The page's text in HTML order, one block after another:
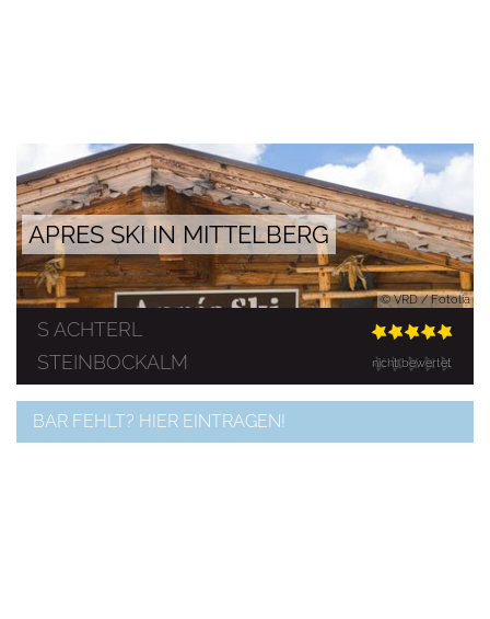
© VRD / Fotolia
APRES SKI IN MITTELBERG
S ACHTERL
nicht bewertet
STEINBOCKALM
BAR FEHLT? HIER EINTRAGEN!